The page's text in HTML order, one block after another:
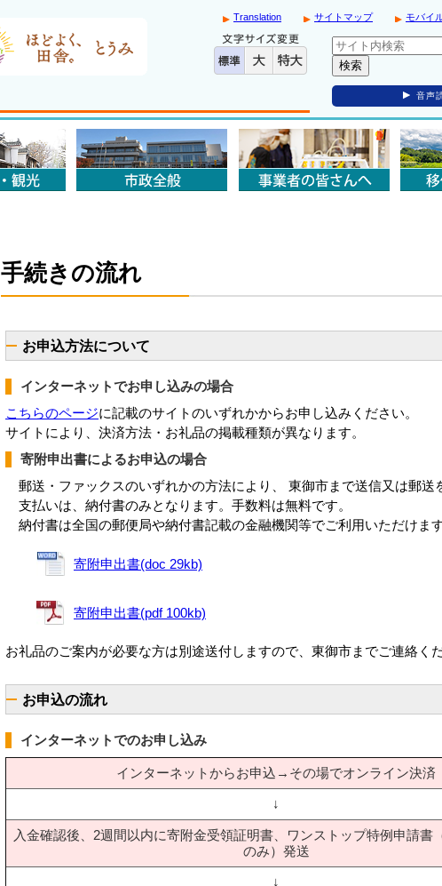
モバイ
サイトマップ
Translation
音声
手続きの流れ
お申込方法について
インターネットでお申し込みの場合
こちらのページに記載のサイトのいずれかからお申し込みください。
サイトにより、決済方法・お礼品の掲載種類が異なります。
寄附申出書によるお申込の場合
郵送・ファックスのいずれかの方法により、 東御市まで送信又は郵送
支払いは、納付書のみとなります。手数料は無料です。
納付書は全国の郵便局や納付書記載の金融機関等でご利用いただけます
寄附申出書(doc 29kb)
寄附申出書(pdf 100kb)
お礼品のご案内が必要な方は別途送付しますので、東御市までご連絡くだ
お申込の流れ
インターネットでのお申し込み
インターネットからお申込→その場でオンライン決済
↓
入金確認後、2週間以内に寄附金受領証明書、ワンストップ特例申請書
のみ）発送
↓